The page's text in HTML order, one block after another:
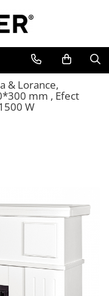
& Lorance,
mm , Efect
W